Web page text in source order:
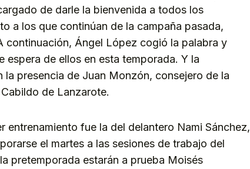
de darle la bienvenida a todos los
a los que continúan de la campaña pasada,
continuación, Ángel López cogió la palabra y
espera de ellos en esta temporada. Y la
presencia de Juan Monzón, consejero de la
de Lanzarote.
entrenamiento fue la del delantero Nami Sánchez,
el martes a las sesiones de trabajo del
pretemporada estarán a prueba Moisés